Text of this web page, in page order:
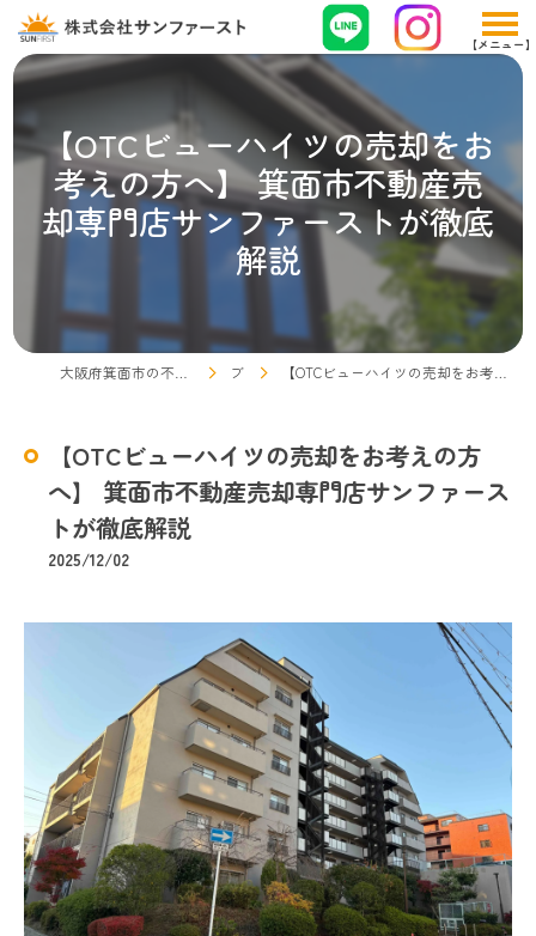
【OTCビューハイツの売却をお
考えの方へ】 箕面市不動産売
却専門店サンファーストが徹底
解説
ブログ 【OTCビューハイツの売却をお考えの方へ】 箕面市不動産売却専門店サンファーストが徹底解説
【OTCビューハイツの売却をお考えの方
へ】 箕面市不動産売却専門店サンファース
トが徹底解説
2025/12/02